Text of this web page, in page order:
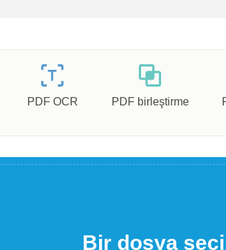
PDF OCR PDF birleştirme
Bir dosya